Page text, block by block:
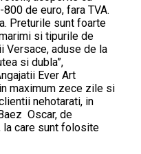
de euro, fara TVA.
Preturile sunt foarte
si tipurile de
Versace, aduse de la
si dubla”,
Ever Art
maximum zece zile si
nehotarati, in
 Oscar, de
la care sunt folosite